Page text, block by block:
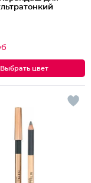
Выбрать цвет